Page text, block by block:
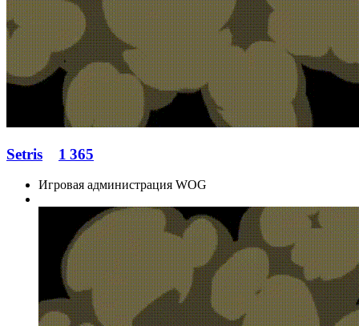
Setris 1 365
Игровая администрация WOG